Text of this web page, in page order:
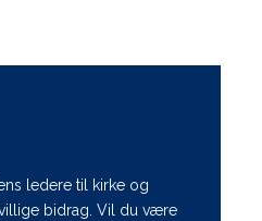
ledere til kirke og
bidrag. Vil du være